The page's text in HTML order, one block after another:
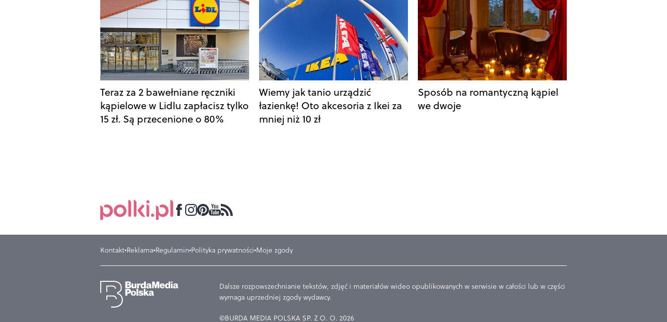
Teraz za 2 bawełniane ręczniki
kąpielowe w Lidlu zapłacisz tylko
15 zł. Są przecenione o 80%
Wiemy jak tanio urządzić
łazienkę! Oto akcesoria z Ikei za
mniej niż 10 zł
Sposób na romantyczną kąpiel
we dwoje
Kontakt Reklama Regulamin Polityka prywatności Moje zgody
Dalsze rozpowszechnianie tekstów, zdjęć i materiałów wideo opublikowanych w serwisie w całości lub w części
wymaga uprzedniej zgody wydawcy.
©BURDA MEDIA POLSKA SP. Z O. O. 2026